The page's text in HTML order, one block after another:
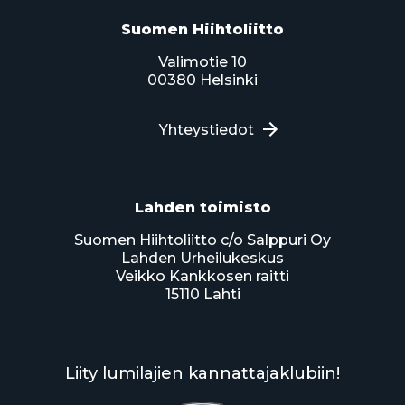
Suomen Hiihtoliitto
Valimotie 10
00380 Helsinki
Yhteystiedot
Lahden toimisto
Suomen Hiihtoliitto c/o Salppuri Oy
Lahden Urheilukeskus
Veikko Kankkosen raitti
15110 Lahti
Liity lumilajien kannattajaklubiin!